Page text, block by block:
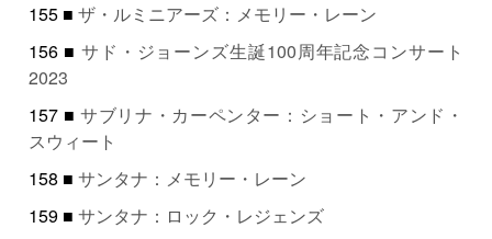
155 ■ザ・ルミニアーズ：メモリー・レーン
156 ■ サド・ジョーンズ生誕100周年記念コンサート
2023
157 ■サブリナ・カーペンター：ショート・アンド・
スウィート
158 ■サンタナ：メモリー・レーン
159 ■サンタナ：ロック・レジェンズ